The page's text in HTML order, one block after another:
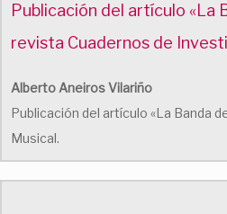
Publicación del artículo «La
revista Cuadernos de
Alberto Aneiros Vilariño
Publicación del artículo «La Banda
Musical.